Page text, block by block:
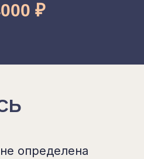
₽
определена